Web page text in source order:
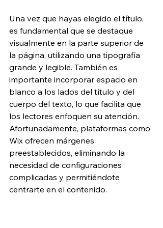
Una vez que hayas elegido el título,
es fundamental que se destaque
visualmente en la parte superior de
la página, utilizando una tipografía
grande y legible. También es
importante incorporar espacio en
blanco a los lados del título y del
cuerpo del texto, lo que facilita que
los lectores enfoquen su atención.
Afortunadamente, plataformas como
Wix ofrecen márgenes
preestablecidos, eliminando la
necesidad de configuraciones
complicadas y permitiéndote
centrarte en el contenido.